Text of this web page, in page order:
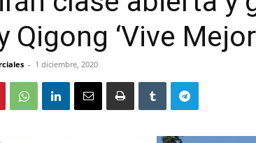
Qigong ‘Vive
- 1 diciembre, 2020